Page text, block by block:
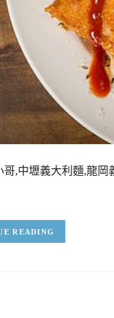
哥,中壢義大利麵,龍
READING